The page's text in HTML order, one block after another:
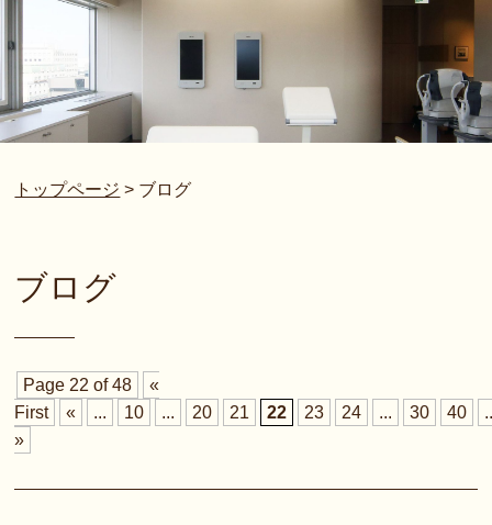
トップページ > ブログ
ブログ
Page 22 of 48
«
First
« ... 10 ... 20 21 22 23 24 ... 30 40
»